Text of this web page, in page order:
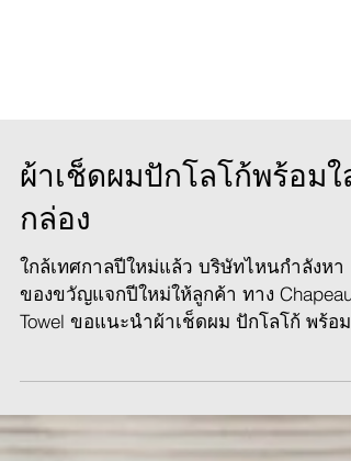
ผ้าเช็ดผมปักโลโก้พร้อมใส่
กล่อง
แพ็คกล่อง...